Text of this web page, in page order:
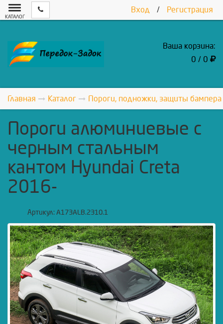
Вход / Регистрация
КАТАЛОГ
Ваша корзина:
0 / 0
Главная Каталог Пороги, подножки, защиты
Пороги алюминиевые с
черным стальным
кантом Hyundai Creta
2016-
Артикул: A173ALB.2310.1